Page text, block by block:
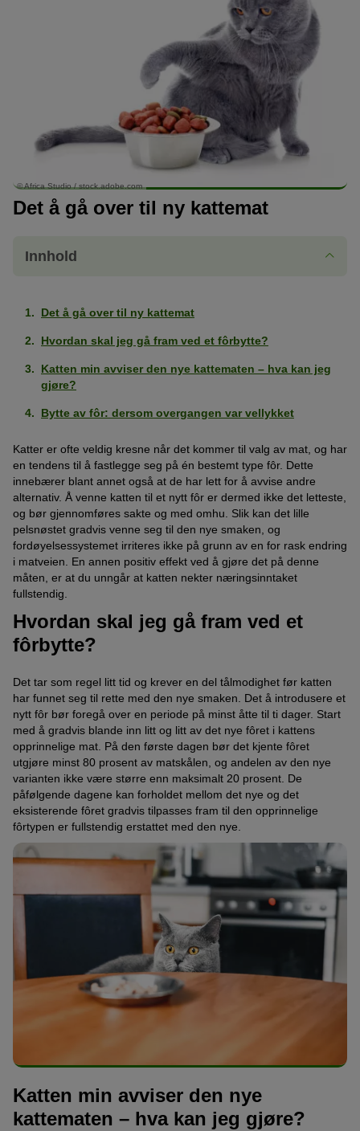
© Africa Studio / stock.adobe.com
Det å gå over til ny kattemat
Innhold
Det å gå over til ny kattemat
Hvordan skal jeg gå fram ved et fôrbytte?
Katten min avviser den nye kattematen – hva kan jeg
gjøre?
Bytte av fôr: dersom overgangen var vellykket
Katter er ofte veldig kresne når det kommer til valg av mat, og har
en tendens til å fastlegge seg på én bestemt type fôr. Dette
innebærer blant annet også at de har lett for å avvise andre
alternativ. Å venne katten til et nytt fôr er dermed ikke det letteste,
og bør gjennomføres sakte og med omhu. Slik kan det lille
pelsnøstet gradvis venne seg til den nye smaken, og
fordøyelsessystemet irriteres ikke på grunn av en for rask endring
i matveien. En annen positiv effekt ved å gjøre det på denne
måten, er at du unngår at katten nekter næringsinntaket
fullstendig.
Hvordan skal jeg gå fram ved et
fôrbytte?
Det tar som regel litt tid og krever en del tålmodighet før katten
har funnet seg til rette med den nye smaken. Det å introdusere et
nytt fôr bør foregå over en periode på minst åtte til ti dager. Start
med å gradvis blande inn litt og litt av det nye fôret i kattens
opprinnelige mat. På den første dagen bør det kjente fôret
utgjøre minst 80 prosent av matskålen, og andelen av den nye
varianten ikke være større enn maksimalt 20 prosent. De
påfølgende dagene kan forholdet mellom det nye og det
eksisterende fôret gradvis tilpasses fram til den opprinnelige
fôrtypen er fullstendig erstattet med den nye.
Katten min avviser den nye
kattematen – hva kan jeg gjøre?